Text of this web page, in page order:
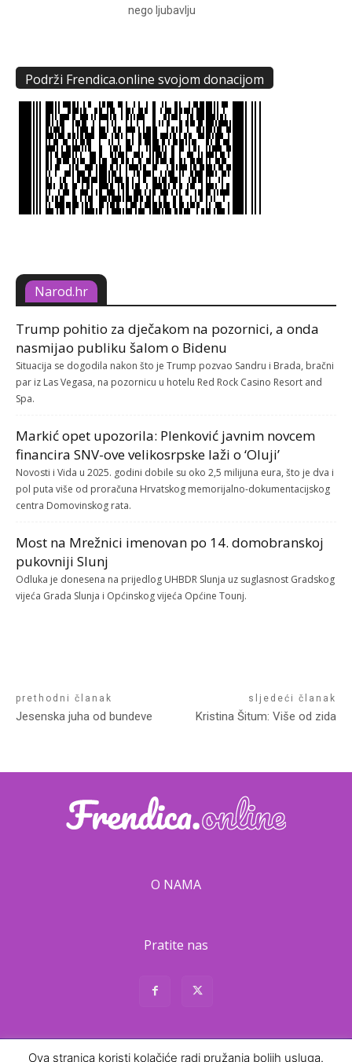
nego ljubavlju
Podrži Frendica.online svojom donacijom
Narod.hr
Trump pohitio za dječakom na pozornici, a onda
nasmijao publiku šalom o Bidenu
Situacija se dogodila nakon što je Trump pozvao Sandru i Brada, bračni
par iz Las Vegasa, na pozornicu u hotelu Red Rock Casino Resort and
Spa.
Markić opet upozorila: Plenković javnim novcem
financira SNV-ove velikosrpske laži o ‘Oluji’
Novosti i Vida u 2025. godini dobile su oko 2,5 milijuna eura, što je dva i
pol puta više od proračuna Hrvatskog memorijalno-dokumentacijskog
centra Domovinskog rata.
Most na Mrežnici imenovan po 14. domobranskoj
pukovniji Slunj
Odluka je donesena na prijedlog UHBDR Slunja uz suglasnost Gradskog
vijeća Grada Slunja i Općinskog vijeća Općine Tounj.
prethodni članak
Jesenska juha od bundeve
sljedeći članak
Kristina Šitum: Više od zida
O NAMA
Pratite nas
About Contact
Ova stranica koristi kolačiće radi pružanja boljih usluga.